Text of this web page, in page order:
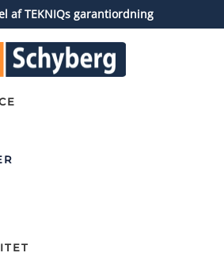
af TEKNIQs garantiordning